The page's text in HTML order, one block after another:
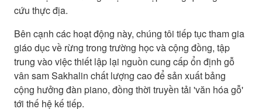
cứu thực địa.
Bên cạnh các hoạt động này, chúng tôi tiếp tục tham gia
giáo dục về rừng trong trường học và cộng đồng, tập
trung vào việc thiết lập lại nguồn cung cấp ổn định gỗ
vân sam Sakhalin chất lượng cao để sản xuất bảng
cộng hưởng đàn piano, đồng thời truyền tải 'văn hóa gỗ'
tới thế hệ kế tiếp.